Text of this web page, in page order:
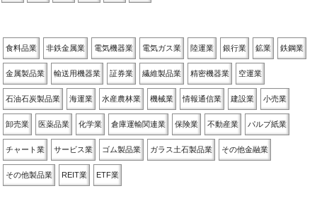
食料品業 非鉄金属業 電気機器業 電気ガス業 陸運業 銀行業 鉱業 鉄鋼業
金属製品業 輸送用機器業 証券業 繊維製品業 精密機器業 空運業
石油石炭製品業 海運業 水産農林業 機械業 情報通信業 建設業 小売業
卸売業 医薬品業 化学業 倉庫運輸関連業 保険業 不動産業 パルプ紙業
チャート業 サービス業 ゴム製品業 ガラス土石製品業 その他金融業
その他製品業 REIT業 ETF業